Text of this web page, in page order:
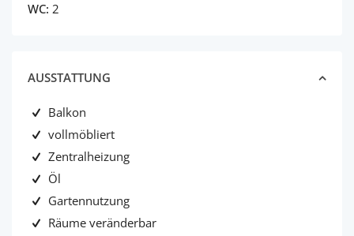
WC: 2
AUSSTATTUNG
Balkon
vollmöbliert
Zentralheizung
Öl
Gartennutzung
Räume veränderbar